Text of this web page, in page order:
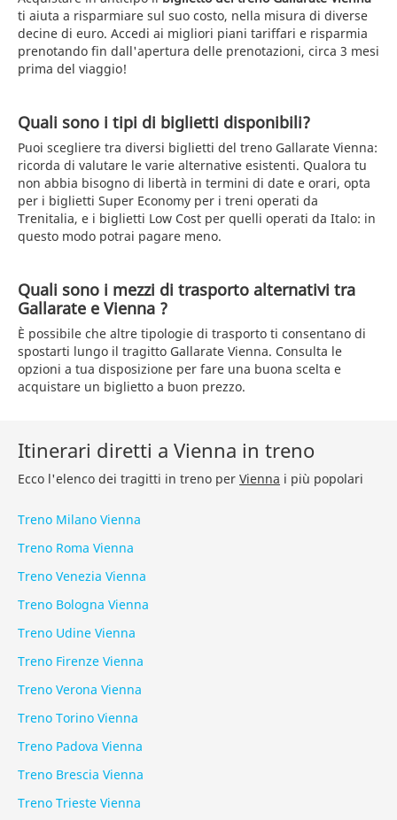
ti aiuta a risparmiare sul suo costo, nella misura di diverse
decine di euro. Accedi ai migliori piani tariffari e risparmia
prenotando fin dall'apertura delle prenotazioni, circa 3 mesi
prima del viaggio!
Quali sono i tipi di biglietti disponibili?
Puoi scegliere tra diversi biglietti del treno Gallarate Vienna:
ricorda di valutare le varie alternative esistenti. Qualora tu
non abbia bisogno di libertà in termini di date e orari, opta
per i biglietti Super Economy per i treni operati da
Trenitalia, e i biglietti Low Cost per quelli operati da Italo: in
questo modo potrai pagare meno.
Quali sono i mezzi di trasporto alternativi tra
Gallarate e Vienna ?
È possibile che altre tipologie di trasporto ti consentano di
spostarti lungo il tragitto Gallarate Vienna. Consulta le
opzioni a tua disposizione per fare una buona scelta e
acquistare un biglietto a buon prezzo.
Itinerari diretti a Vienna in treno
Ecco l'elenco dei tragitti in treno per Vienna i più popolari
Treno Milano Vienna
Treno Roma Vienna
Treno Venezia Vienna
Treno Bologna Vienna
Treno Udine Vienna
Treno Firenze Vienna
Treno Verona Vienna
Treno Torino Vienna
Treno Padova Vienna
Treno Brescia Vienna
Treno Trieste Vienna